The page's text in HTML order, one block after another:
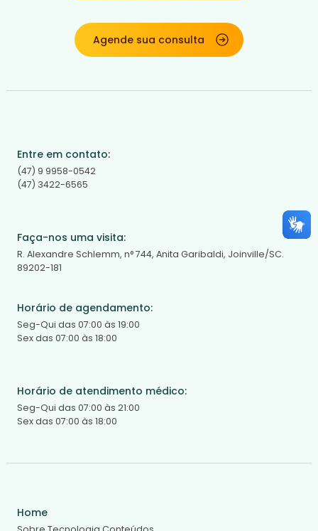
Agende sua consulta
Entre em contato:
(47) 9 9958-0542
(47) 3422-6565
Faça-nos uma visita:
R. Alexandre Schlemm, n° 744, Anita Garibaldi, Joinville/SC.
89202-181
Horário de agendamento:
Seg-Qui das 07:00 às 19:00
Sex das 07:00 às 18:00
Horário de atendimento médico:
Seg-Qui das 07:00 às 21:00
Sex das 07:00 às 18:00
Home